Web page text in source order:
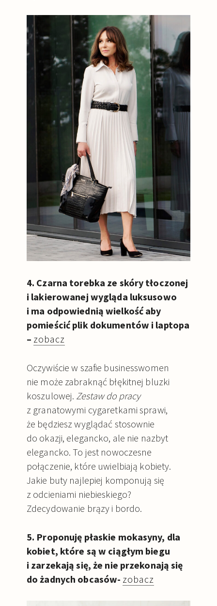
4. Czarna torebka ze skóry tłoczonej
i lakierowanej wygląda luksusowo
i ma odpowiednią wielkość aby
pomieścić plik dokumentów i laptopa
– zobacz
Oczywiście w szafie businesswomen
nie może zabraknąć błękitnej bluzki
koszulowej. Zestaw do pracy
z granatowymi cygaretkami sprawi,
że będziesz wyglądać stosownie
do okazji, elegancko, ale nie nazbyt
elegancko. To jest nowoczesne
połączenie, które uwielbiają kobiety.
Jakie buty najlepiej komponują się
z odcieniami niebieskiego?
Zdecydowanie brązy i bordo.
5. Proponuję płaskie mokasyny, dla
kobiet, które są w ciągłym biegu
i zarzekają się, że nie przekonają się
do żadnych obcasów- zobacz